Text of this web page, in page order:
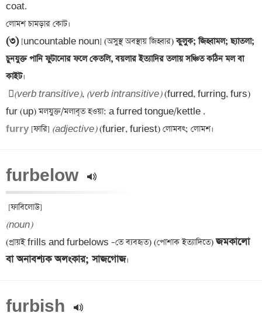
coat.
(৩) [uncountable noun] (অসুস্থ অবস্থায় জিহ্বার) কুলুক; জিহ্বামল; ছ্যাতলা;
চুনযুক্ত পানি ফুটানোর ফলে কেতলি, বয়লার ইত্যাদির তলায় সঞ্চিত কঠিন মল বা
কাইট
(verb transitive), (verb intransitive) (furred, furring, furs)
furry [ফারি] (adjective)
furbelow
(noun)
(প্রায়ই frills and furbelows –তে ব্যবহৃত) (পোশাক ইত্যাদিতে) জমকালো
বা অনাবশ্যক অলংকার; সাজগোজ
furbish